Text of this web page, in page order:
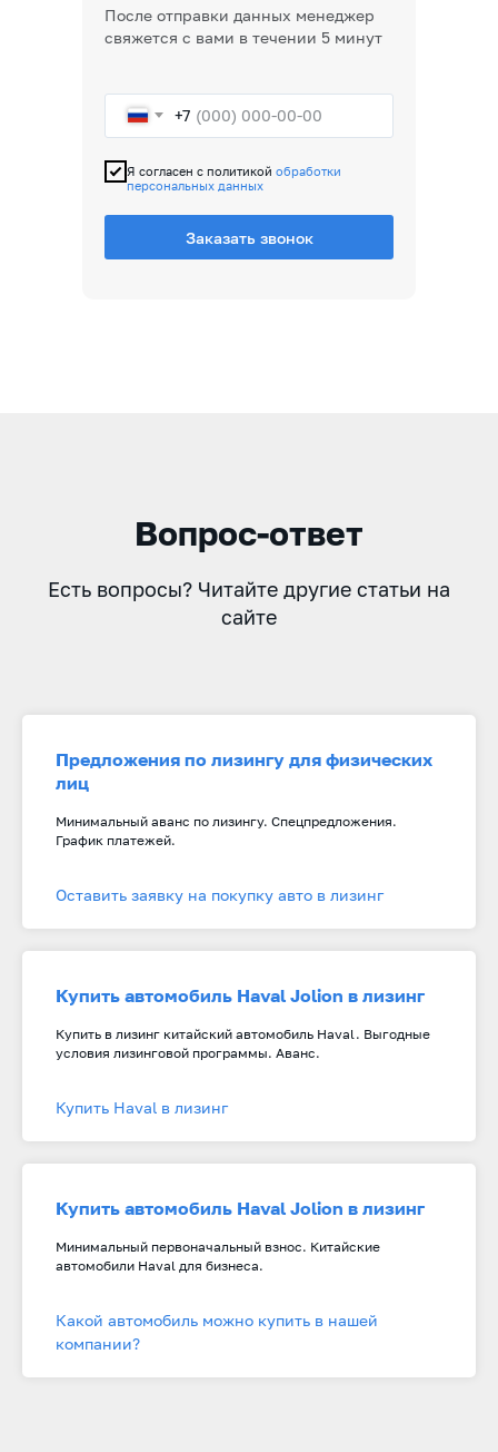
+7
Я согласен с политикой обработки
персональных данных
Заказать звонок
После отправки данных менеджер
свяжется с вами в течении 5 минут
Вопрос-ответ
Есть вопросы? Читайте другие статьи на
сайте
Предложения по лизингу для физических
лиц
Минимальный аванс по лизингу. Спецпредложения.
График платежей.
Оставить заявку на покупку авто в лизинг
Купить автомобиль Haval Jolion в лизинг
Купить в лизинг китайский автомобиль Haval. Выгодные
условия лизинговой программы. Аванс.
Купить Haval в лизинг
Купить автомобиль Haval Jolion в лизинг
Минимальный первоначальный взнос. Китайские
автомобили Haval для бизнеса.
Какой автомобиль можно купить в нашей
компании?